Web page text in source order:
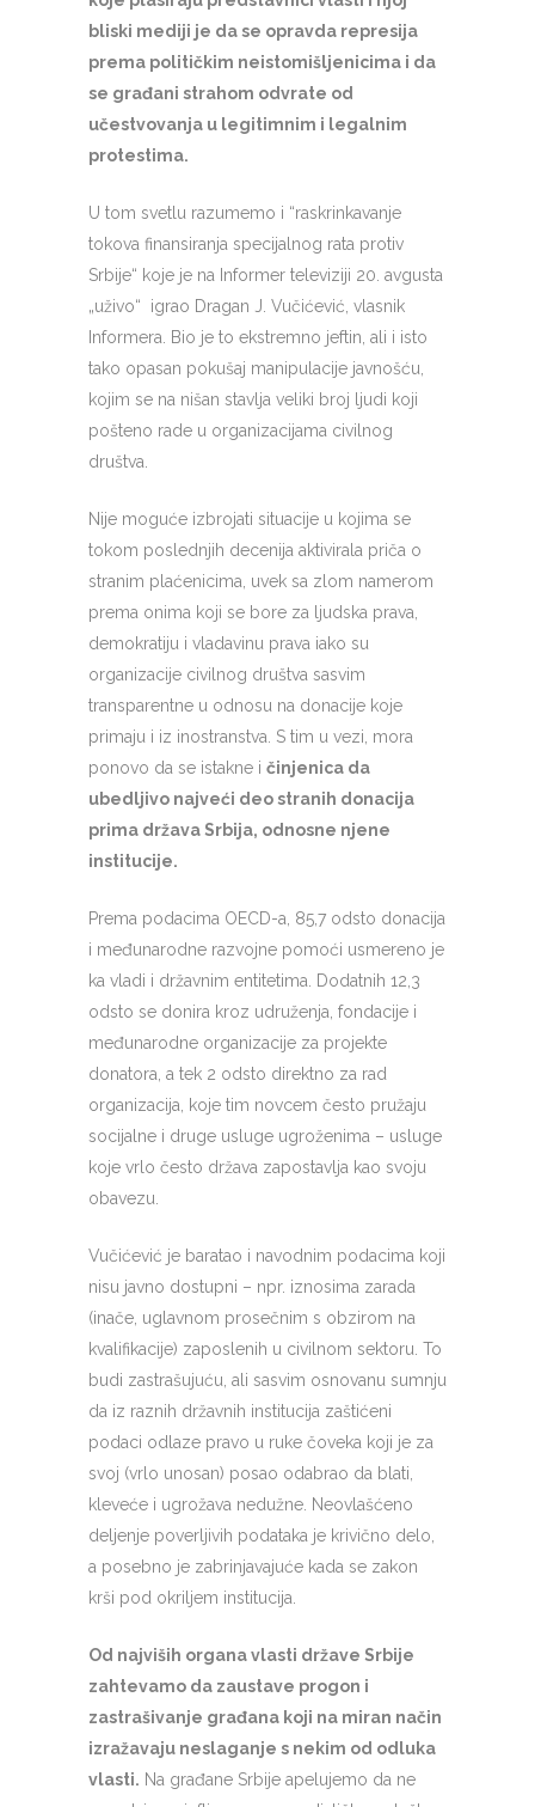
bliski mediji je da se opravda represija
prema političkim neistomišljenicima i da
se građani strahom odvrate od
učestvovanja u legitimnim i legalnim
protestima.
U tom svetlu razumemo i “raskrinkavanje
tokova finansiranja specijalnog rata protiv
Srbije“ koje je na Informer televiziji 20. avgusta
„uživo“ igrao Dragan J. Vučićević, vlasnik
Informera. Bio je to ekstremno jeftin, ali i isto
tako opasan pokušaj manipulacije javnošću,
kojim se na nišan stavlja veliki broj ljudi koji
pošteno rade u organizacijama civilnog
društva.
Nije moguće izbrojati situacije u kojima se
tokom poslednjih decenija aktivirala priča o
stranim plaćenicima, uvek sa zlom namerom
prema onima koji se bore za ljudska prava,
demokratiju i vladavinu prava iako su
organizacije civilnog društva sasvim
transparentne u odnosu na donacije koje
primaju i iz inostranstva. S tim u vezi, mora
ponovo da se istakne i činjenica da
ubedljivo najveći deo stranih donacija
prima država Srbija, odnosne njene
institucije.
Prema podacima OECD-a, 85,7 odsto donacija
i međunarodne razvojne pomoći usmereno je
ka vladi i državnim entitetima. Dodatnih 12,3
odsto se donira kroz udruženja, fondacije i
međunarodne organizacije za projekte
donatora, a tek 2 odsto direktno za rad
organizacija, koje tim novcem često pružaju
socijalne i druge usluge ugroženima – usluge
koje vrlo često država zapostavlja kao svoju
obavezu.
Vučićević je baratao i navodnim podacima koji
nisu javno dostupni – npr. iznosima zarada
(inače, uglavnom prosečnim s obzirom na
kvalifikacije) zaposlenih u civilnom sektoru. To
budi zastrašujuću, ali sasvim osnovanu sumnju
da iz raznih državnih institucija zaštićeni
podaci odlaze pravo u ruke čoveka koji je za
svoj (vrlo unosan) posao odabrao da blati,
kleveće i ugrožava nedužne. Neovlašćeno
deljenje poverljivih podataka je krivično delo,
a posebno je zabrinjavajuće kada se zakon
krši pod okriljem institucija.
Od najviših organa vlasti države Srbije
zahtevamo da zaustave progon i
zastrašivanje građana koji na miran način
izražavaju neslaganje s nekim od odluka
vlasti. Na građane Srbije apelujemo da ne